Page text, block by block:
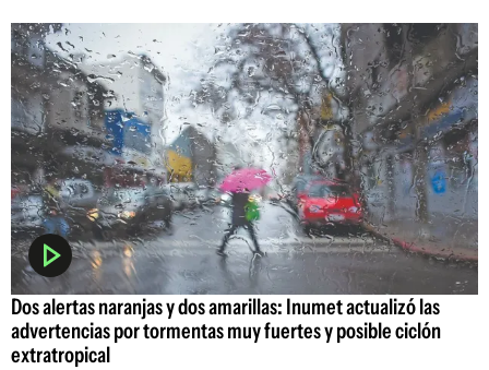
Dos alertas naranjas y dos amarillas: Inumet actualizó las
advertencias por tormentas muy fuertes y posible ciclón
extratropical